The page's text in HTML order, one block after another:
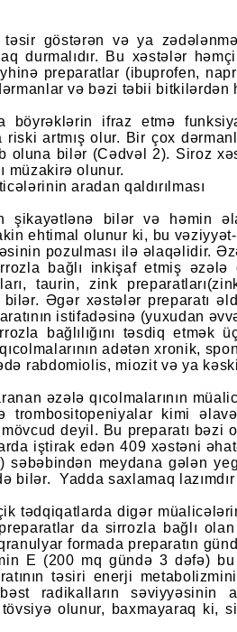
göstərən və ya
durmalıdır. Bu xəstələr
preparatlar (ibuprofen,
və bəzi təbii bitkilərdən
böyrəklərin ifraz etmə
artmış olur. Bir çox
oluna bilər (Cədvəl 2). Siroz
müzakirə olunur.
aradan qaldırılması
şikayətlənə bilər və
ehtimal olunur ki, bu
pozulması ilə əlaqəlidir.
bağlı inkişaf etmiş əzələ
taurin, zink
bilər. Əgər xəstələr preparatı
istifadəsinə (yuxudan
bağlılığını təsdiq
adətən xronik,
rabdomiolis, miozit və ya
əzələ qıcolmalarının
kimi
deyil. Bu preparatı
iştirak edən 409 xəstəni
səbəbindən meydana gələn
bilər. Yadda saxlamaq
tədqiqatlarda digər
da sirrozla bağlı
formada preparatın
E (200 mq gündə 3 dəfə)
təsiri enerji
radikalların səviyyəsinin
olunur, baxmayaraq ki,